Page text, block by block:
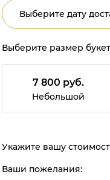
Выберите дату
Выберите размер
7 800 руб.
Небольшой
Укажите вашу
Ваши пожелания: